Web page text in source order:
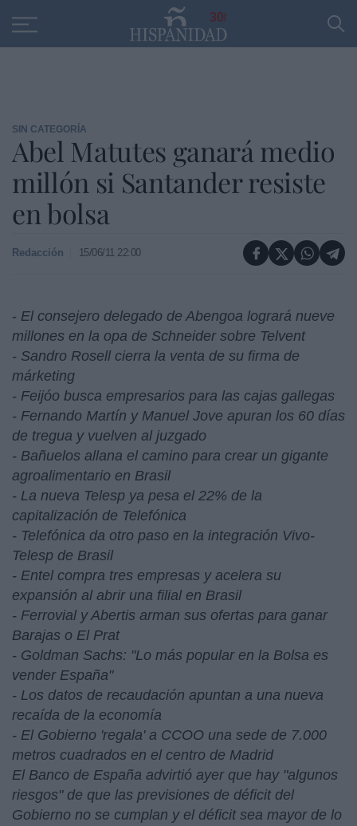
30
SIN CATEGORÍA
Abel Matutes ganará medio
millón si Santander resiste
en bolsa
Redacción 15/06/11 22:00
- El consejero delegado de Abengoa logrará nueve
millones en la opa de Schneider sobre Telvent
- Sandro Rosell cierra la venta de su firma de
márketing
- Feijóo busca empresarios para las cajas gallegas
- Fernando Martín y Manuel Jove apuran los 60 días
de tregua y vuelven al juzgado
- Bañuelos allana el camino para crear un gigante
agroalimentario en Brasil
- La nueva Telesp ya pesa el 22% de la
capitalización de Telefónica
- Telefónica da otro paso en la integración Vivo-
Telesp de Brasil
- Entel compra tres empresas y acelera su
expansión al abrir una filial en Brasil
- Ferrovial y Abertis arman sus ofertas para ganar
Barajas o El Prat
- Goldman Sachs: "Lo más popular en la Bolsa es
vender España"
- Los datos de recaudación apuntan a una nueva
recaída de la economía
- El Gobierno 'regala' a CCOO una sede de 7.000
metros cuadrados en el centro de Madrid
El Banco de España advirtió ayer que hay "algunos
riesgos" de que las previsiones de déficit del
Gobierno no se cumplan y el déficit sea mayor de lo